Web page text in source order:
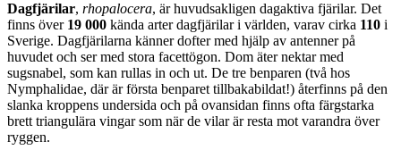
Dagfjärilar, rhopalocera, är huvudsakligen dagaktiva fjärilar. Det
finns över 19 000 kända arter dagfjärilar i världen, varav cirka 110 i
Sverige. Dagfjärilarna känner dofter med hjälp av antenner på
huvudet och ser med stora facettögon. Dom äter nektar med
sugsnabel, som kan rullas in och ut. De tre benparen (två hos
Nymphalidae, där är första benparet tillbakabildat!) återfinns på den
slanka kroppens undersida och på ovansidan finns ofta färgstarka
brett triangulära vingar som när de vilar är resta mot varandra över
ryggen.